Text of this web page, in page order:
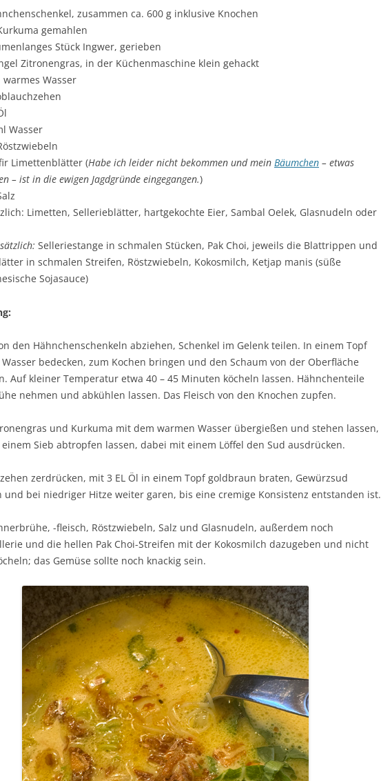
zusammen ca. 600 g inklusive Knochen
gemahlen
Stück Ingwer, gerieben
Zitronengras, in der Küchenmaschine klein gehackt
warmes Wasser
Wasser
Limettenblätter (Habe ich leider nicht bekommen und mein Bäumchen – etwas
– ist in die ewigen Jagdgründe eingegangen.)
Limetten, Sellerieblätter, hartgekochte Eier, Sambal Oelek, Glasnudeln oder
Selleriestange in schmalen Stücken, Pak Choi, jeweils die Blattrippen und
in schmalen Streifen, Röstzwiebeln, Kokosmilch, Ketjap manis (süße
Sojasauce)
den Hähnchenschenkeln abziehen, Schenkel im Gelenk teilen. In einem Topf
bedecken, zum Kochen bringen und den Schaum von der Oberfläche
Auf kleiner Temperatur etwa 40 – 45 Minuten köcheln lassen. Hähnchenteile
nehmen und abkühlen lassen. Das Fleisch von den Knochen zupfen.
und Kurkuma mit dem warmen Wasser übergießen und stehen lassen,
Sieb abtropfen lassen, dabei mit einem Löffel den Sud ausdrücken.
zerdrücken, mit 3 EL Öl in einem Topf goldbraun braten, Gewürzsud
und bei niedriger Hitze weiter garen, bis eine cremige Konsistenz entstanden ist.
-fleisch, Röstzwiebeln, Salz und Glasnudeln, außerdem noch
und die hellen Pak Choi-Streifen mit der Kokosmilch dazugeben und nicht
das Gemüse sollte noch knackig sein.